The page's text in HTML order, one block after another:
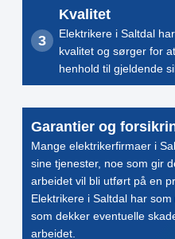
Kvalitet
Elektrikere i Saltdal
kvalitet og sørger for
henhold til gjeldende
Garantier og
Mange elektrikerfirmaer i
sine tjenester, noe som gir
arbeidet vil bli utført på en
Elektrikere i Saltdal har
som dekker eventuelle
arbeidet.